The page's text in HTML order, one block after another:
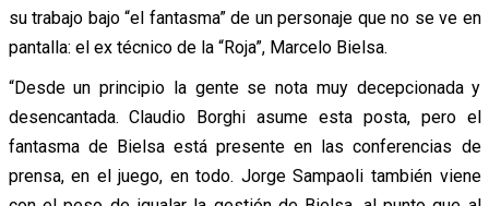
su trabajo bajo “el fantasma” de un personaje que no se ve en
pantalla: el ex técnico de la “Roja”, Marcelo Bielsa.
“Desde un principio la gente se nota muy decepcionada y
desencantada. Claudio Borghi asume esta posta, pero el
fantasma de Bielsa está presente en las conferencias de
prensa, en el juego, en todo. Jorge Sampaoli también viene